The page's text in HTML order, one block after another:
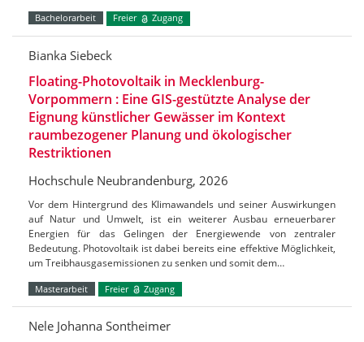
Bachelorarbeit Freier Zugang
Bianka Siebeck
Floating-Photovoltaik in Mecklenburg-
Vorpommern : Eine GIS-gestützte Analyse der
Eignung künstlicher Gewässer im Kontext
raumbezogener Planung und ökologischer
Restriktionen
Hochschule Neubrandenburg, 2026
Vor dem Hintergrund des Klimawandels und seiner Auswirkungen
auf Natur und Umwelt, ist ein weiterer Ausbau erneuerbarer
Energien für das Gelingen der Energiewende von zentraler
Bedeutung. Photovoltaik ist dabei bereits eine effektive Möglichkeit,
um Treibhausgasemissionen zu senken und somit dem…
Masterarbeit Freier Zugang
Nele Johanna Sontheimer